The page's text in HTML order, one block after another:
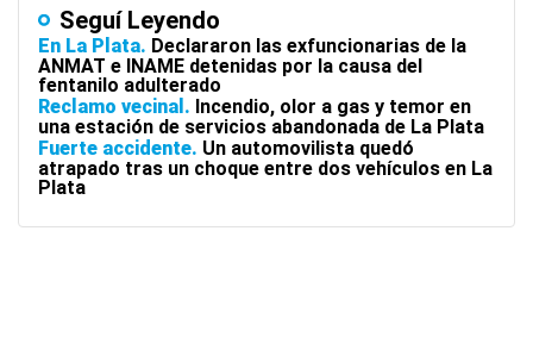
Seguí Leyendo
En La Plata Declararon las exfuncionarias de la
ANMAT e INAME detenidas por la causa del
fentanilo adulterado
Reclamo vecinal
Incendio, olor a gas y temor en
una estación de servicios abandonada de La Plata
Fuerte accidente Un automovilista quedó
atrapado tras un choque entre dos vehículos en La
Plata